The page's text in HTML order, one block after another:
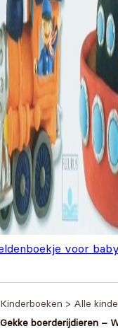
voor
Kinderboeken > Alle
Gekke boerderijdieren –